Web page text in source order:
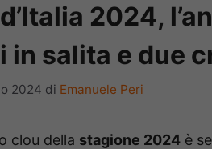
2024,
in salita e due
2024 di Emanuele Peri
clou della stagione 2024 è